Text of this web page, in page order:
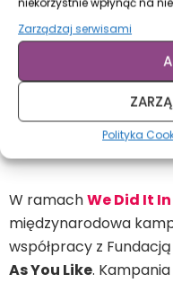
Zarządzaj serwisami
Polityka
coraz
– MÓWIJOANNA
W ramachWe Did It
międzynarodowa
współpracy z
As You Like.